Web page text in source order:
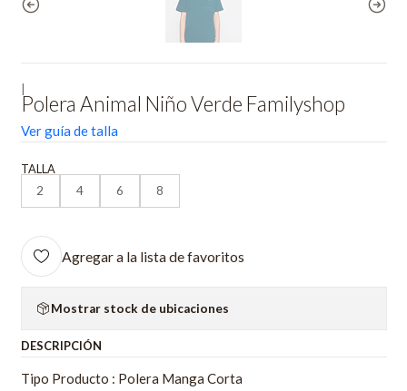
Polera Animal Niño Verde Familyshop
Ver guía de talla
TALLA
2
4 6 8
Agregar a la lista de favoritos
Mostrar stock de ubicaciones
DESCRIPCIÓN
Tipo Producto : Polera Manga Corta